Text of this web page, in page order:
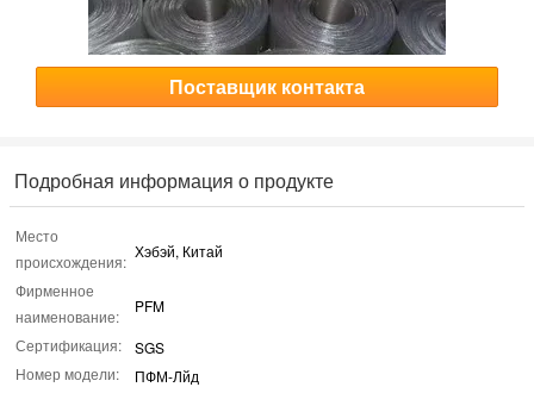
Поставщик контакта
Подробная информация о продукте
Место
происхождения:
Хэбэй, Китай
Фирменное
наименование:
PFM
Сертификация:
SGS
Номер модели:
ПФМ-Лйд